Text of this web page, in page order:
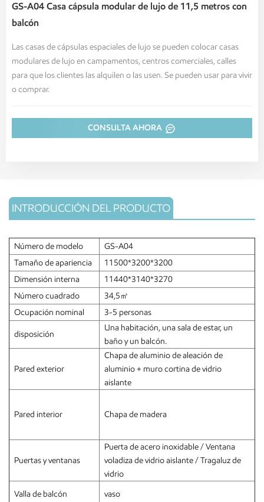
GS-A04 Casa cápsula modular de lujo de 11,5 metros con
balcón
Las casas de cápsulas espaciales de lujo se pueden colocar casas
modulares de lujo en campamentos, centros comerciales, calles
para que los clientes las alquilen o las usen. Se pueden usar para vivir
o comprar.
CONSULTA AHORA
INTRODUCCIÓN DEL PRODUCTO
Número de modelo
GS-A04
Tamaño de apariencia
11500*3200*3200
Dimensión interna
11440*3140*3270
Número cuadrado
34,5㎡
Ocupación nominal
3-5 personas
disposición
Una habitación, una sala de estar, un
baño y un balcón.
Pared exterior
Chapa de aluminio de aleación de
aluminio + muro cortina de vidrio
aislante
Pared interior Chapa de madera
Puertas y ventanas
Puerta de acero inoxidable / Ventana
voladiza de vidrio aislante / Tragaluz de
vidrio
Valla de balcón
vaso